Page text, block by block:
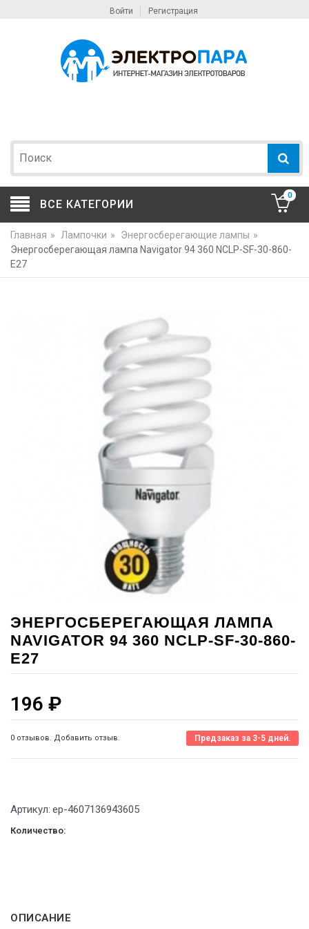
Войти Регистрация
ВСЕ КАТЕГОРИИ
0
Главная » Лампочки » Энергосберегающие лампы »
Энергосберегающая лампа Navigator 94 360 NCLP-SF-30-860-
E27
ЭНЕРГОСБЕРЕГАЮЩАЯ ЛАМПА
NAVIGATOR 94 360 NCLP-SF-30-860-
E27
196 ₽
0 отзывов. Добавить отзыв. Предзаказ за 3-5 дней.
Артикул: ep-4607136943605
Количество:
ОПИСАНИЕ